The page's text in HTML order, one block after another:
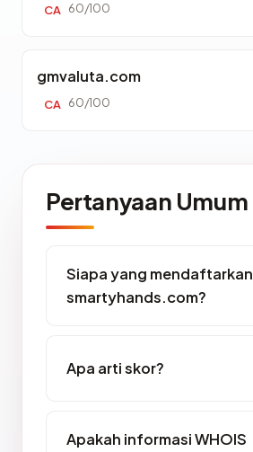
CA 60/100
gmvaluta.com
CA 60/100
Pertanyaan Umum
Siapa yang mendaftarkan
smartyhands.com?
Apa arti skor?
Apakah informasi WHOIS